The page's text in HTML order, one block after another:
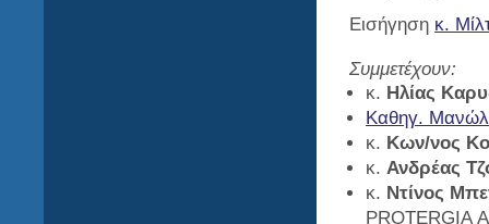
Εισήγηση κ.
Συμμετέχουν:
κ. Ηλίας
Καθηγ.
κ. Κων/νος
κ. Ανδρέας
κ. Ντίνος
PROTERGIA